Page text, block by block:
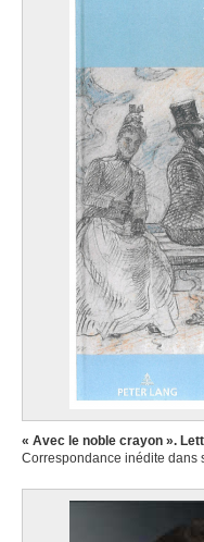
« Avec le noble crayon ».
Correspondance inédite dans